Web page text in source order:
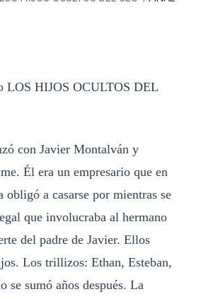
LOS HIJOS OCULTOS DEL
con Javier Montalván y
Él era un empresario que en
a casarse por mientras se
que involucraba al hermano
del padre de Javier. Ellos
Los trillizos: Ethan, Esteban,
se sumó años después. La